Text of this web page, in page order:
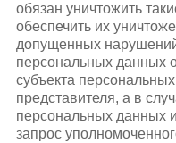
обязан уничтожить
обеспечить их
допущенных
персональных данных
субъекта
представителя, а в
персональных данных
запрос